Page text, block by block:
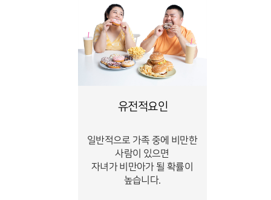
유전적요인
일반적으로 가족 중에 비만한
사람이 있으면
자녀가 비만아가 될 확률이
높습니다.